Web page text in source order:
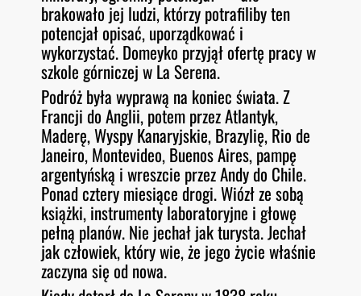
brakowało jej ludzi, którzy potrafiliby ten
potencjał opisać, uporządkować i
wykorzystać. Domeyko przyjął ofertę pracy w
szkole górniczej w La Serena.
Podróż była wyprawą na koniec świata. Z
Francji do Anglii, potem przez Atlantyk,
Maderę, Wyspy Kanaryjskie, Brazylię, Rio de
Janeiro, Montevideo, Buenos Aires, pampę
argentyńską i wreszcie przez Andy do Chile.
Ponad cztery miesiące drogi. Wiózł ze sobą
książki, instrumenty laboratoryjne i głowę
pełną planów. Nie jechał jak turysta. Jechał
jak człowiek, który wie, że jego życie właśnie
zaczyna się od nowa.